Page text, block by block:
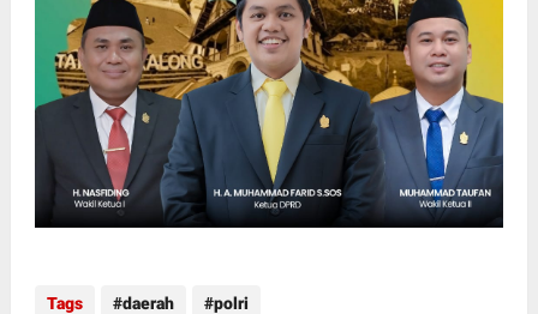
Tags daerah polri